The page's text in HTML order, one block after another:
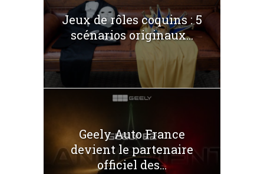
Jeux de rôles coquins : 5
scénarios originaux...
Geely Auto France
devient le partenaire
officiel des...